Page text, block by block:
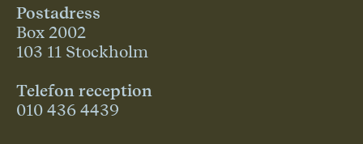
Postadress
Box 2002
103 11 Stockholm
Telefon reception
010 436 4439